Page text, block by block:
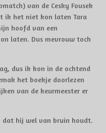
van de Cesky Fousek
ik het niet kon laten Tara
hoofd van een
laten. Dus mevrouw toch
dus ik kon in de ochtend
het boekje doorlezen
van de keurmeester er
dat hij wel van bruin houdt.